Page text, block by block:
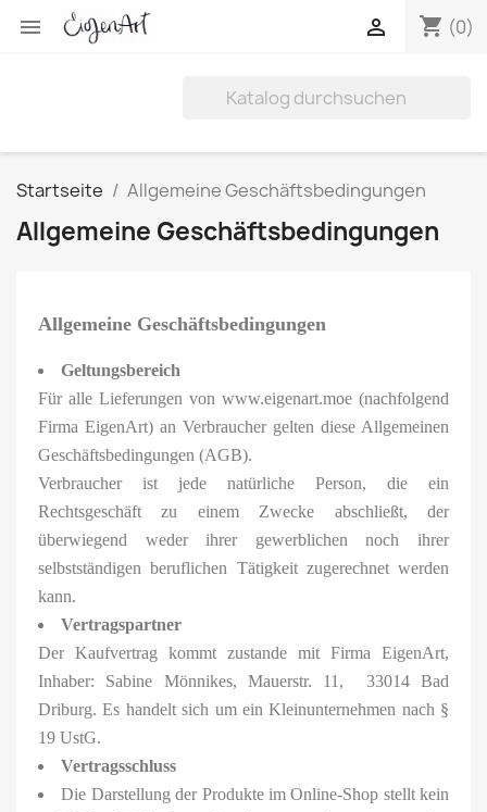
 shopping_cart (0)

Startseite Allgemeine Geschäftsbedingungen
Allgemeine Geschäftsbedingungen
Allgemeine Geschäftsbedingungen
Geltungsbereich
Für alle Lieferungen von www.eigenart.moe (nachfolgend
Firma EigenArt) an Verbraucher gelten diese Allgemeinen
Geschäftsbedingungen (AGB).
Verbraucher ist jede natürliche Person, die ein
Rechtsgeschäft zu einem Zwecke abschließt, der
überwiegend weder ihrer gewerblichen noch ihrer
selbstständigen beruflichen Tätigkeit zugerechnet werden
kann.
Vertragspartner
Der Kaufvertrag kommt zustande mit Firma EigenArt,
Inhaber: Sabine Mönnikes, Mauerstr. 11,
33014 Bad
Driburg. Es handelt sich um ein Kleinunternehmen nach §
19 UstG.
Vertragsschluss
Die Darstellung der Produkte im Online-Shop stellt kein